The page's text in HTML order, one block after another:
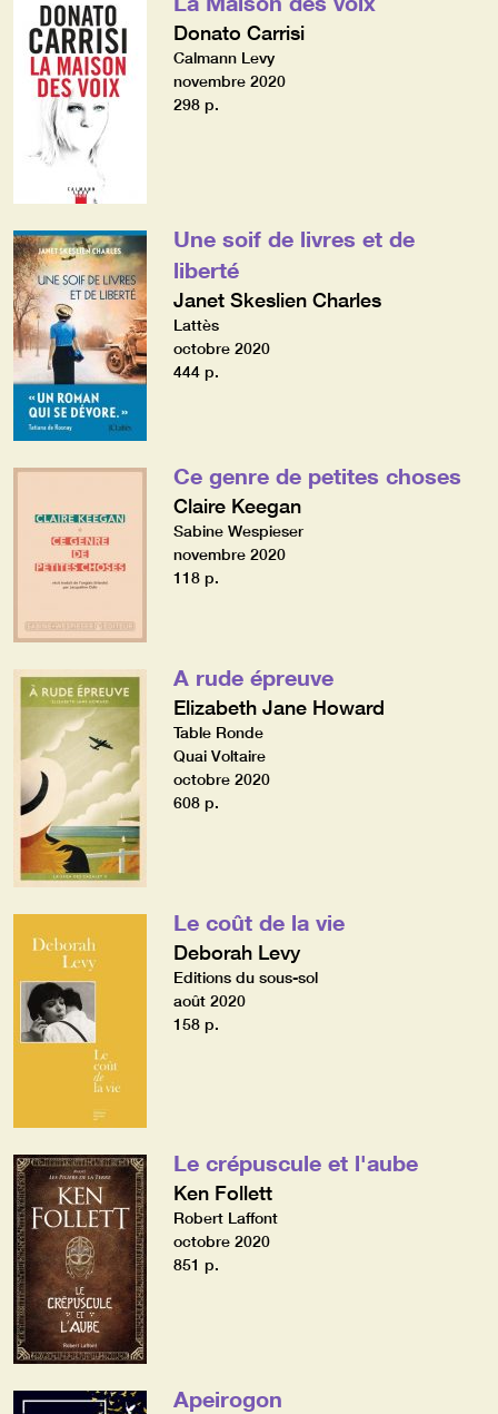
Donato Carrisi
Calmann Levy
novembre 2020
298 p.
Une soif de livres et de
liberté
Janet Skeslien Charles
Lattès
octobre 2020
444 p.
Ce genre de petites choses
Claire Keegan
Sabine Wespieser
novembre 2020
118 p.
A rude épreuve
Elizabeth Jane Howard
Table Ronde
Quai Voltaire
octobre 2020
608 p.
Le coût de la vie
Deborah Levy
Editions du sous-sol
août 2020
158 p.
Le crépuscule et l'aube
Ken Follett
Robert Laffont
octobre 2020
851 p.
Apeirogon